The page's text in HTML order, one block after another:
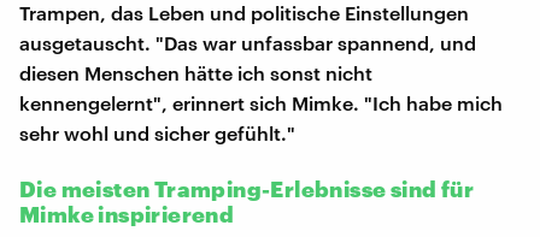
Trampen, das Leben und politische Einstellungen
ausgetauscht. "Das war unfassbar spannend, und
diesen Menschen hätte ich sonst nicht
kennengelernt", erinnert sich Mimke. "Ich habe mich
sehr wohl und sicher gefühlt."
Die meisten Tramping-Erlebnisse sind für
Mimke inspirierend